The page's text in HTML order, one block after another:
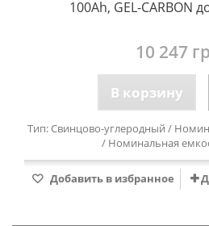
100Ah, GEL-CARBON
10 247
В корзину
Тип: Свинцово-углеродный /
/ Номинальная
Добавить в избранное